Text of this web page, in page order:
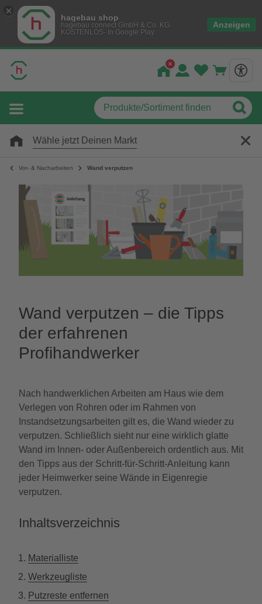
hagebau shop
hagebau connect GmbH & Co. KG
KOSTENLOS- In Google Play
Anzeigen
Wähle jetzt Deinen Markt
Vor- & Nacharbeiten Wand verputzen
Wand verputzen – die Tipps
der erfahrenen
Profihandwerker
Nach handwerklichen Arbeiten am Haus wie dem
Verlegen von Rohren oder im Rahmen von
Instandsetzungsarbeiten gilt es, die Wand wieder zu
verputzen. Schließlich sieht nur eine wirklich glatte
Wand im Innen- oder Außenbereich ordentlich aus. Mit
den Tipps aus der Schritt-für-Schritt-Anleitung kann
jeder Heimwerker seine Wände in Eigenregie
verputzen.
Inhaltsverzeichnis
Materialliste
Werkzeugliste
Putzreste entfernen